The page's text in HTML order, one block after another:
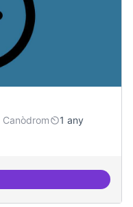
1 any
col·laborativa